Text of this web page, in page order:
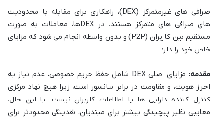
صرافی های غیرمتمرکز (DEX)، راهکاری برای مقابله با محدودیت
های صرافی های متمرکز هستند. در DEXها، معاملات به صورت
مستقیم بین کاربران (P2P) و بدون واسطه انجام می شود که مزایای
خاص خود را دارد.
مقدمه:
مزایای اصلی DEX شامل حفظ حریم خصوصی، عدم نیاز به
احراز هویت، و مقاومت در برابر سانسور است، زیرا هیچ نهاد مرکزی
کنترل کننده دارایی ها یا اطلاعات کاربران نیست. با این حال،
معایبی نظیر پیچیدگی بیشتر برای مبتدیان، نقدینگی محدودتر برای